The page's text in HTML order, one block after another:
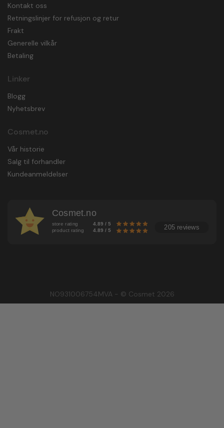
Kontakt oss
Retningslinjer for refusjon og retur
Frakt
Generelle vilkår
Betaling
Linker
Blogg
Nyhetsbrev
Cosmet.no
Vår historie
Salg til forhandler
Kundeanmeldelser
Cosmet.no
store rating 4.89 / 5
product rating 4.89 / 5 205 reviews
NO931006754MVA - © Cosmet 2026